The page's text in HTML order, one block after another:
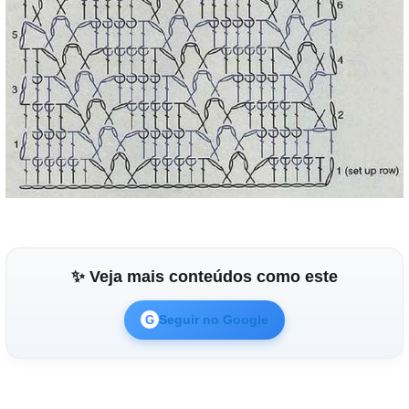
✨ Veja mais conteúdos como este
G Seguir no Google